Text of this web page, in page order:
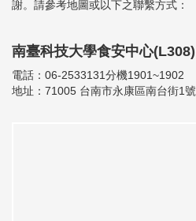
謝。請參考地圖或以下之聯繫方式：
南臺科技大學食安中心(L308)
電話：06-2533131分機1901~1902
地址：71005 台南市永康區南台街1號